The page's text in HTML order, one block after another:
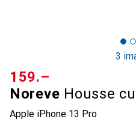
3
Noreve Housse
Apple iPhone 13 Pro
CHF
159.–